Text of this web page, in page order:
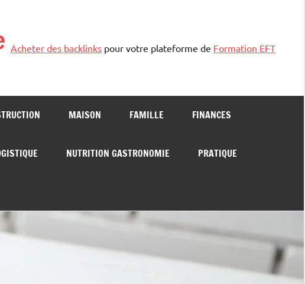
Acheter des backlinks pour votre plateforme de Formation EFT
MAISON FAMILLE FINANCES
NUTRITION GASTRONOMIE PRATIQUE